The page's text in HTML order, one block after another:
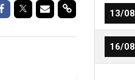
Delen op Facebook
Delen op Twitter
Delen via Mail
Delen link13/08
16/08